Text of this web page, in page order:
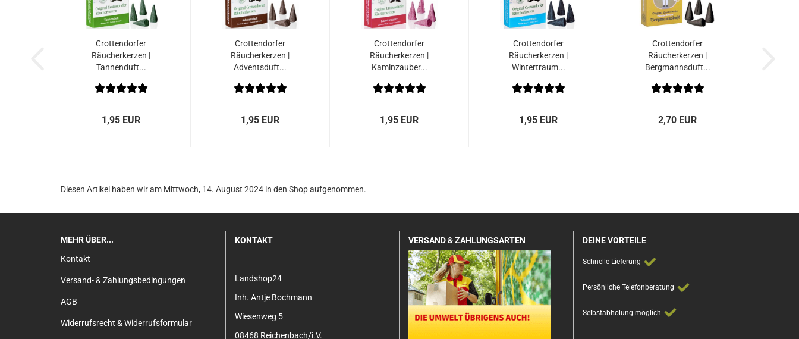
Crottendorfer
Räucherkerzen |
Tannenduft...
1,95 EUR
Crottendorfer
Räucherkerzen |
Adventsduft...
1,95 EUR
Crottendorfer
Räucherkerzen |
Kaminzauber...
1,95 EUR
Crottendorfer
Räucherkerzen |
Wintertraum...
1,95 EUR
Crottendorfer
Räucherkerzen |
Bergmannsduft...
2,70 EUR
Diesen Artikel haben wir am Mittwoch, 14. August 2024 in den Shop aufgenommen.
MEHR ÜBER...
Kontakt
Versand- & Zahlungsbedingungen
AGB
Widerrufsrecht & Widerrufsformular
KONTAKT
Landshop24
Inh. Antje Bochmann
Wiesenweg 5
08468 Reichenbach/i.V.
VERSAND & ZAHLUNGSARTEN DEINE VORTEILE
Schnelle Lieferung
Persönliche Telefonberatung
Selbstabholung möglich